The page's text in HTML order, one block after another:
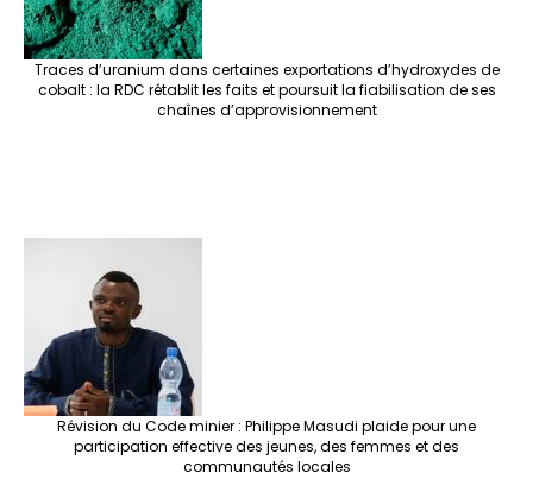
Traces d’uranium dans certaines exportations d’hydroxydes de
cobalt : la RDC rétablit les faits et poursuit la fiabilisation de ses
chaînes d’approvisionnement
Révision du Code minier : Philippe Masudi plaide pour une
participation effective des jeunes, des femmes et des
communautés locales